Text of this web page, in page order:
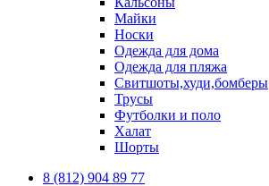
Майки
Носки
Одежда для дома
Одежда для пляжа
Свитшоты,худи,бомберы
Трусы
Футболки и поло
Халат
Шорты
8 (812) 904 89 77